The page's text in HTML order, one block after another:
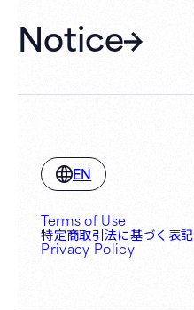
Notice
EN
Terms of Use
特定商取引法に基づく表記
Privacy Policy